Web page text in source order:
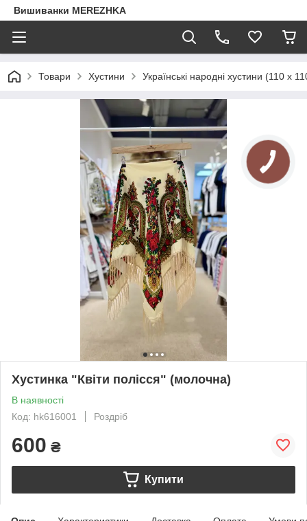
Вишиванки MEREZHKA
Товари Хустини Українські народні хустини (110 х
Хустинка "Квіти полісся" (молочна)
В наявності
Код: hk616001
Роздріб
600 ₴
Купити